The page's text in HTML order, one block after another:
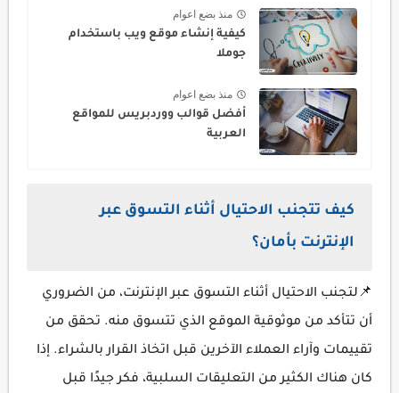
منذ بضع اعوام
كيفية إنشاء موقع ويب باستخدام
جوملا
منذ بضع اعوام
أفضل قوالب ووردبريس للمواقع
العربية
كيف تتجنب الاحتيال أثناء التسوق عبر
الإنترنت بأمان؟
📌لتجنب الاحتيال أثناء التسوق عبر الإنترنت، من الضروري
أن تتأكد من موثوقية الموقع الذي تتسوق منه. تحقق من
تقييمات وآراء العملاء الآخرين قبل اتخاذ القرار بالشراء. إذا
كان هناك الكثير من التعليقات السلبية، فكر جيدًا قبل